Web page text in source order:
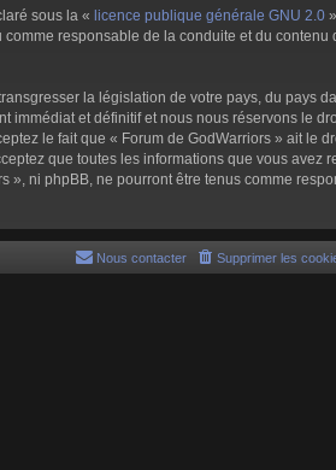
sous la « licence publique générale GNU 2.0
responsable de la conduite et du contenu
la législation de votre pays, du pays
et définitif et nous nous réservons le
le fait que « Forum de GodWarriors » ait le
que toutes les informations que vous avez
ni phpBB, ne pourront être tenus comme
Supprimer les
Nous contacter